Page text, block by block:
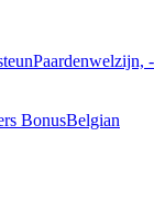
Paardenwelzijn, -
BonusBelgian